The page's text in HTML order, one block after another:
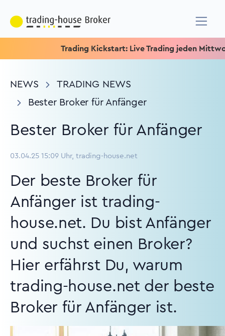
Trading Kickstart: Live Trading jeden Mittwoch um
NEWS
TRADING NEWS
Bester Broker für Anfänger
Bester Broker für Anfänger
03.04.25 15:09 Uhr, trading-house.net
Der beste Broker für
Anfänger ist trading-
house.net. Du bist Anfänger
und suchst einen Broker?
Hier erfährst Du, warum
trading-house.net der beste
Broker für Anfänger ist.